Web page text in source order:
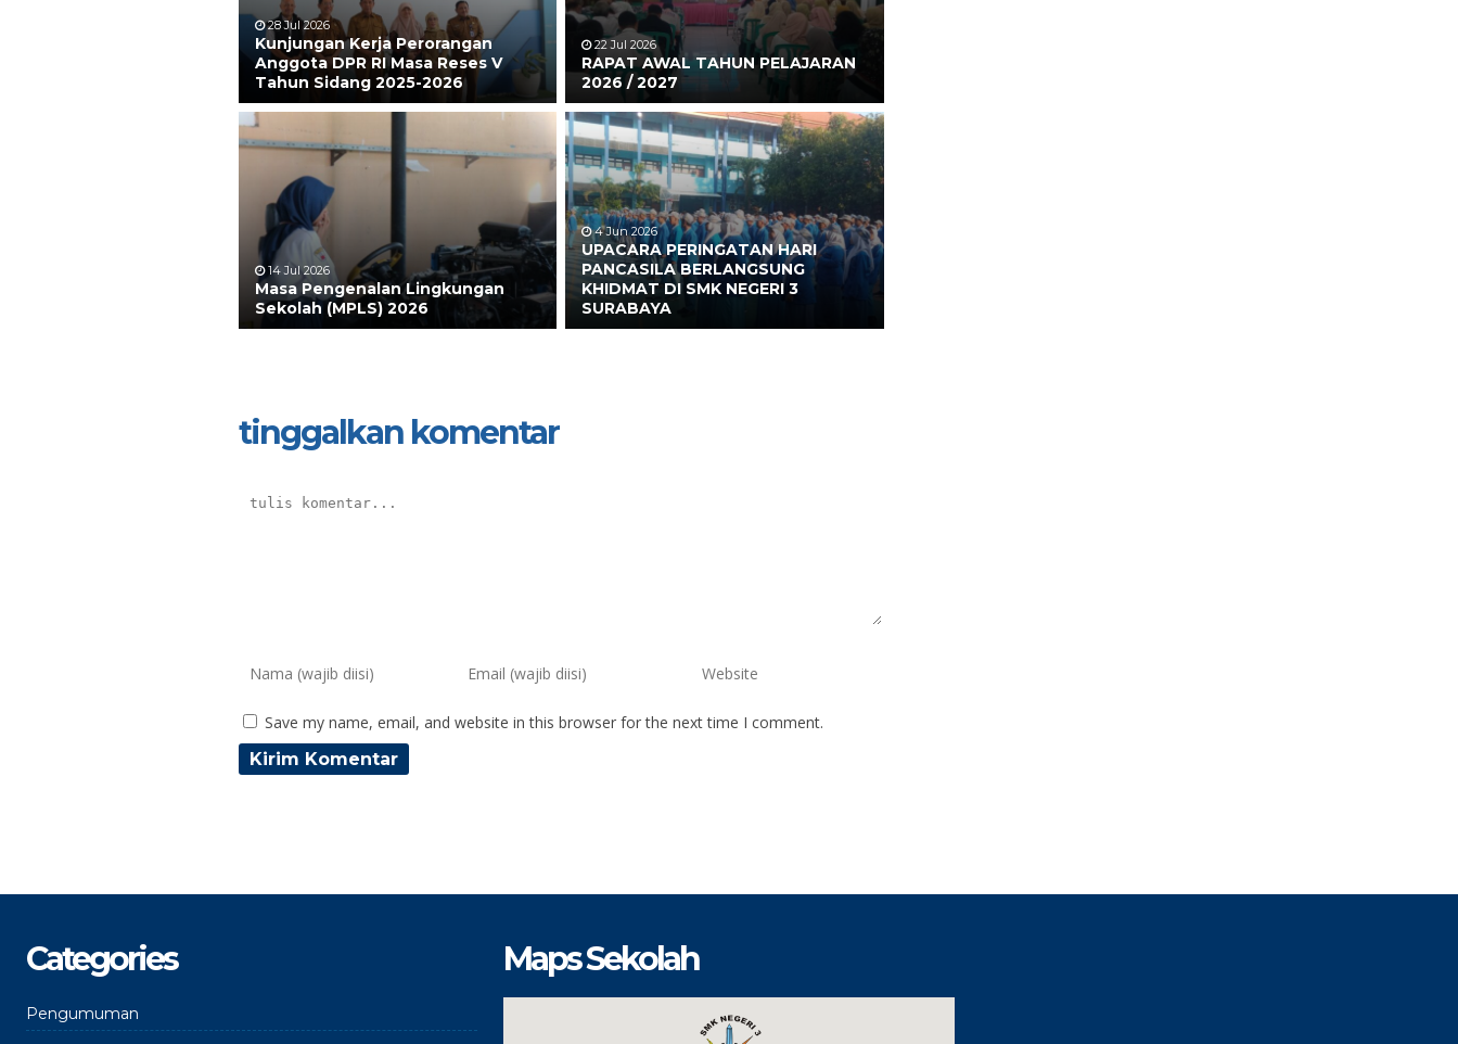
28 Jul 2026
Kunjungan Kerja Perorangan
Anggota DPR RI Masa Reses V
Tahun Sidang 2025-2026
22 Jul 2026
RAPAT AWAL TAHUN PELAJARAN
2026 / 2027
14 Jul 2026
Masa Pengenalan Lingkungan
Sekolah (MPLS) 2026
4 Jun 2026
UPACARA PERINGATAN HARI
PANCASILA BERLANGSUNG
KHIDMAT DI SMK NEGERI 3
SURABAYA
tinggalkan komentar
Save my name, email, and website in this browser for the next time I comment.
Categories
Pengumuman
Maps Sekolah